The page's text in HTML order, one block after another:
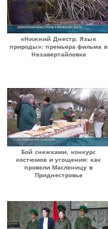
«Нижний Днестр. Язык
природы»: премьера фильма в
Незавертайловке
Бой снежками, конкурс
костюмов и угощения: как
провели Масленицу в
Приднестровье